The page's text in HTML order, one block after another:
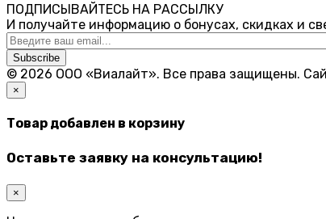
ПОДПИСЫВАЙТЕСЬ НА РАССЫЛКУ
И получайте информацию о бонусах, скидках и
Subscribe
© 2026 ООО «Виалайт». Все права защищены.
×
Товар добавлен в корзину
Оставьте заявку на консультацию!
×